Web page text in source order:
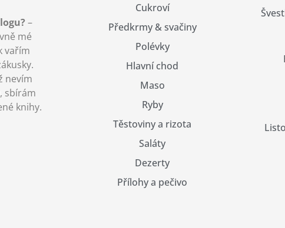
–
mé
vařím
nevím
sbírám
knihy.
Cukroví
Předkrmy & svačiny
Polévky
Hlavní chod
Maso
Ryby
Těstoviny a rizota
Saláty
Dezerty
Přílohy a pečivo